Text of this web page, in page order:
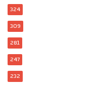
324
309
281
247
232